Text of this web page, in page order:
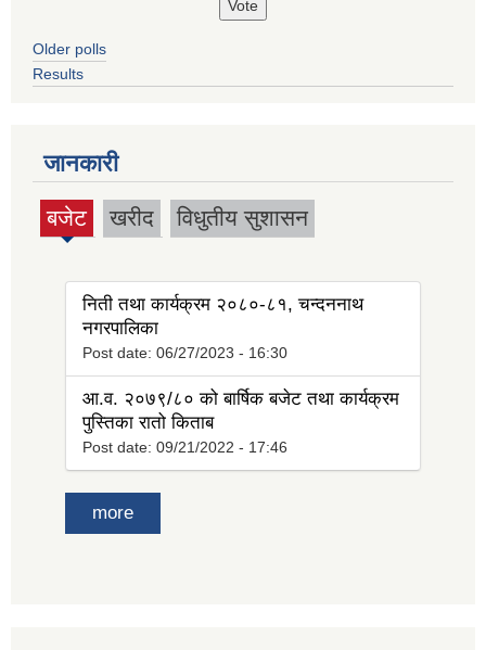
Older polls
Results
जानकारी
बजेट
(active
खरीद विधुतीय सुशासन
निती तथा कार्यक्रम २०८०-८१, चन्दननाथ
नगरपालिका
Post date: 06/27/2023 - 16:30
आ.व. २०७९/८० को बार्षिक बजेट तथा कार्यक्रम
पुस्तिका रातो किताब
Post date: 09/21/2022 - 17:46
more